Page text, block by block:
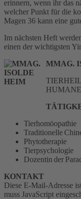
erinnern, wenn ihr das
welcher Punkt für die
Magen 36 kann eine
Im nächsten Heft
einen der wichtigsten
MMAG.
Tierhomöopathie
Traditionelle
Phytotherapie
Tierpsychologie
Dozentin der
KONTAKT
Diese E-Mail-Adresse
muss JavaScript